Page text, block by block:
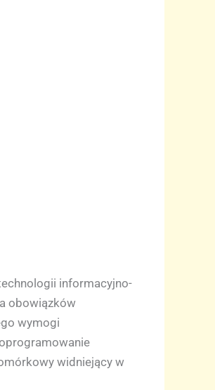
informacyjno-
obowiązków
wymogi
widniejący w